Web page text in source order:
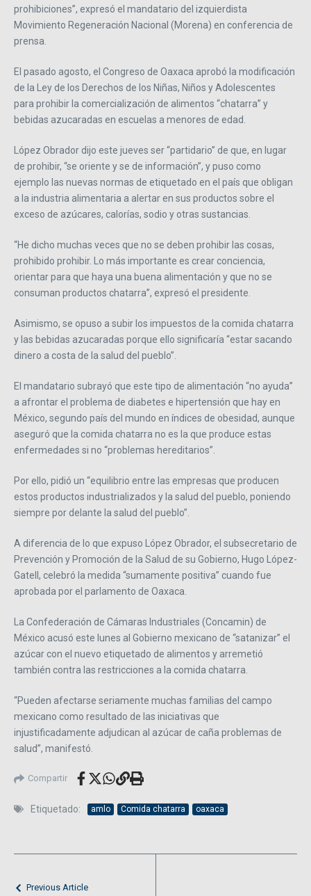
prohibiciones”, expresó el mandatario del izquierdista
Movimiento Regeneración Nacional (Morena) en conferencia de
prensa.
El pasado agosto, el Congreso de Oaxaca aprobó la modificación
de la Ley de los Derechos de los Niñas, Niños y Adolescentes
para prohibir la comercialización de alimentos “chatarra” y
bebidas azucaradas en escuelas a menores de edad.
López Obrador dijo este jueves ser “partidario” de que, en lugar
de prohibir, “se oriente y se de información”, y puso como
ejemplo las nuevas normas de etiquetado en el país que obligan
a la industria alimentaria a alertar en sus productos sobre el
exceso de azúcares, calorías, sodio y otras sustancias.
“He dicho muchas veces que no se deben prohibir las cosas,
prohibido prohibir. Lo más importante es crear conciencia,
orientar para que haya una buena alimentación y que no se
consuman productos chatarra”, expresó el presidente.
Asimismo, se opuso a subir los impuestos de la comida chatarra
y las bebidas azucaradas porque ello significaría “estar sacando
dinero a costa de la salud del pueblo”.
El mandatario subrayó que este tipo de alimentación “no ayuda”
a afrontar el problema de diabetes e hipertensión que hay en
México, segundo país del mundo en índices de obesidad, aunque
aseguró que la comida chatarra no es la que produce estas
enfermedades si no “problemas hereditarios”.
Por ello, pidió un “equilibrio entre las empresas que producen
estos productos industrializados y la salud del pueblo, poniendo
siempre por delante la salud del pueblo”.
A diferencia de lo que expuso López Obrador, el subsecretario de
Prevención y Promoción de la Salud de su Gobierno, Hugo López-
Gatell, celebró la medida “sumamente positiva” cuando fue
aprobada por el parlamento de Oaxaca.
La Confederación de Cámaras Industriales (Concamin) de
México acusó este lunes al Gobierno mexicano de “satanizar” el
azúcar con el nuevo etiquetado de alimentos y arremetió
también contra las restricciones a la comida chatarra.
“Pueden afectarse seriamente muchas familias del campo
mexicano como resultado de las iniciativas que
injustificadamente adjudican al azúcar de caña problemas de
salud”, manifestó.
Compartir
Etiquetado: amlo Comida chatarra oaxaca
Previous Article